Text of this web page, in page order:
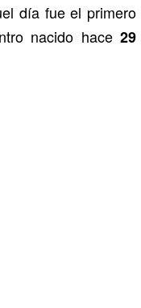
día fue el primero
nacido hace 29